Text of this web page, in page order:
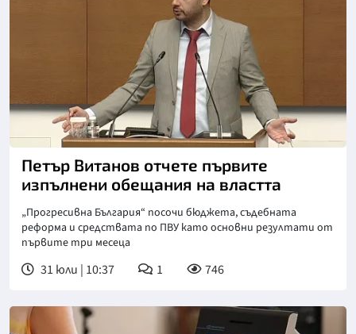
Петър Витанов отчете първите
изпълнени обещания на властта
„Прогресивна България“ посочи бюджета, съдебната
реформа и средствата по ПВУ като основни резултати от
първите три месеца
31 юли | 10:37 1 746